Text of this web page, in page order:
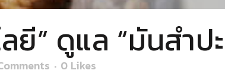
ลยี” ดูแล “มันสำป
0 Likes